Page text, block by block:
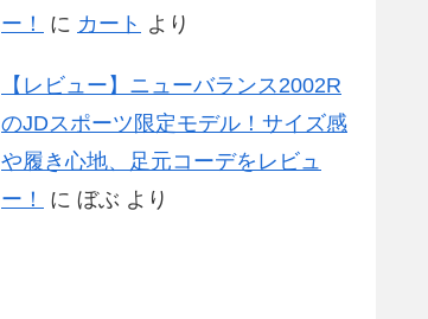
ー！
に カート より
【レビュー】ニューバランス2002R
のJDスポーツ限定モデル！サイズ感
や履き心地、足元コーデをレビュ
ー！
に ぼぶ より